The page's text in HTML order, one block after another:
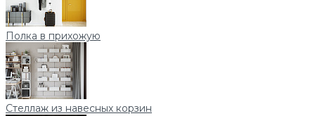
Полка в прихожую
Стеллаж из навесных корзин